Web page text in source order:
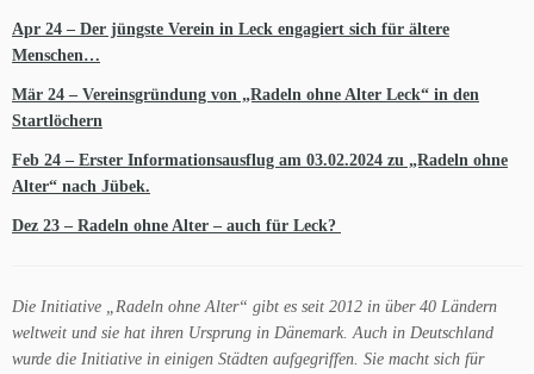
Apr 24 – Der jüngste Verein in Leck engagiert sich für ältere
Menschen…
Mär 24 – Vereinsgründung von „Radeln ohne Alter Leck“ in den
Startlöchern
Feb 24 – Erster Informationsausflug am 03.02.2024 zu „Radeln ohne
Alter“ nach Jübek.
Dez 23 – Radeln ohne Alter – auch für Leck?
Die Initiative „Radeln ohne Alter“ gibt es seit 2012 in über 40 Ländern
weltweit und sie hat ihren Ursprung in Dänemark. Auch in Deutschland
wurde die Initiative in einigen Städten aufgegriffen. Sie macht sich für